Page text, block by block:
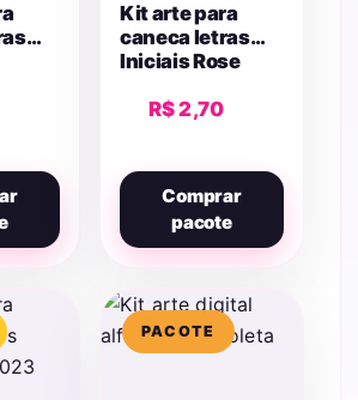
Kit arte para
caneca letras
Iniciais Rose
R$2,70
Comprar
pacote
PACOTE